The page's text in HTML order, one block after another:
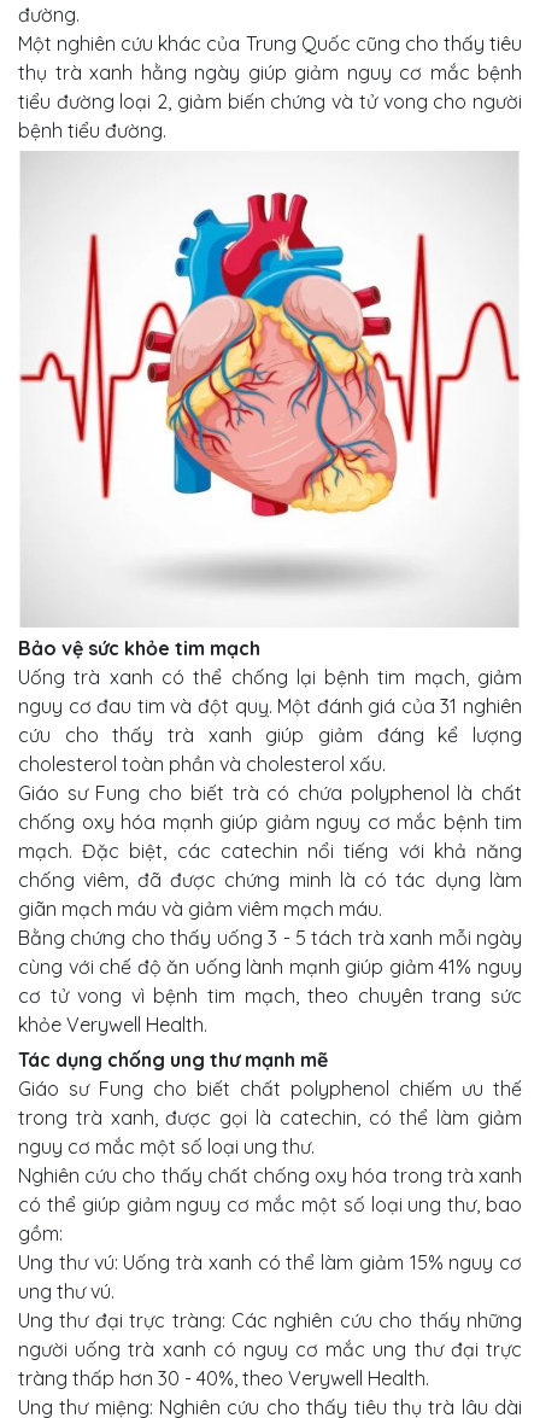
đường.
Một nghiên cứu khác của Trung Quốc cũng cho thấy tiêu
thụ trà xanh hằng ngày giúp giảm nguy cơ mắc bệnh
tiểu đường loại 2, giảm biến chứng và tử vong cho người
bệnh tiểu đường.
Bảo vệ sức khỏe tim mạch
Uống trà xanh có thể chống lại bệnh tim mạch, giảm
nguy cơ đau tim và đột quỵ. Một đánh giá của 31 nghiên
cứu cho thấy trà xanh giúp giảm đáng kể lượng
cholesterol toàn phần và cholesterol xấu.
Giáo sư Fung cho biết trà có chứa polyphenol là chất
chống oxy hóa mạnh giúp giảm nguy cơ mắc bệnh tim
mạch. Đặc biệt, các catechin nổi tiếng với khả năng
chống viêm, đã được chứng minh là có tác dụng làm
giãn mạch máu và giảm viêm mạch máu.
Bằng chứng cho thấy uống 3 - 5 tách trà xanh mỗi ngày
cùng với chế độ ăn uống lành mạnh giúp giảm 41% nguy
cơ tử vong vì bệnh tim mạch, theo chuyên trang sức
khỏe Verywell Health.
Tác dụng chống ung thư mạnh mẽ
Giáo sư Fung cho biết chất polyphenol chiếm ưu thế
trong trà xanh, được gọi là catechin, có thể làm giảm
nguy cơ mắc một số loại ung thư.
Nghiên cứu cho thấy chất chống oxy hóa trong trà xanh
có thể giúp giảm nguy cơ mắc một số loại ung thư, bao
gồm:
Ung thư vú: Uống trà xanh có thể làm giảm 15% nguy cơ
ung thư vú.
Ung thư đại trực tràng: Các nghiên cứu cho thấy những
người uống trà xanh có nguy cơ mắc ung thư đại trực
tràng thấp hơn 30 - 40%, theo Verywell Health.
Ung thư miệng: Nghiên cứu cho thấy tiêu thụ trà lâu dài